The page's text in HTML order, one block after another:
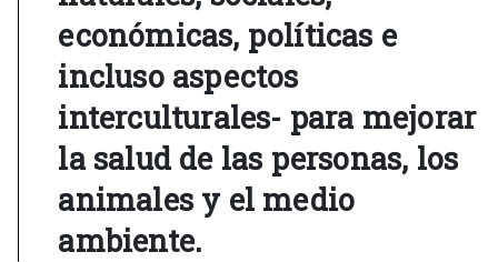
económicas, políticas e
incluso aspectos
interculturales- para mejorar
la salud de las personas, los
animales y el medio
ambiente.